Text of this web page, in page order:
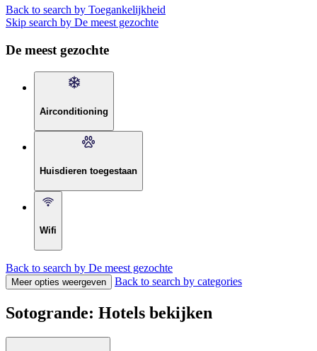
Back to search by Toegankelijkheid
Skip search by De meest gezochte
De meest gezochte
Airconditioning
Huisdieren toegestaan
Wifi
Back to search by De meest gezochte
Meer opties weergeven Back to search by categories
Sotogrande: Hotels bekijken